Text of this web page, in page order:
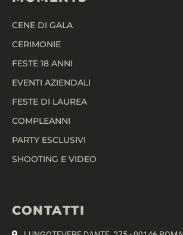
CENE DI GALA
CERIMONIE
FESTE 18 ANNI
EVENTI AZIENDALI
FESTE DI LAUREA
COMPLEANNI
PARTY ESCLUSIVI
SHOOTING E VIDEO
CONTATTI